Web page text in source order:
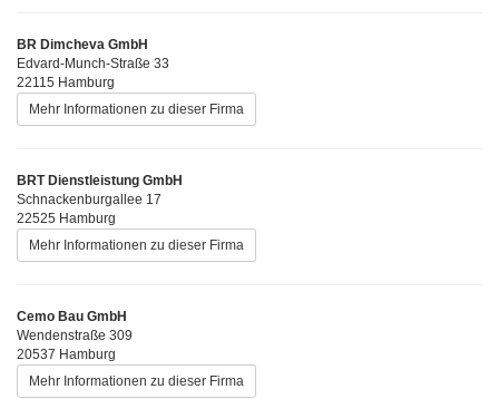
BR Dimcheva GmbH
Edvard-Munch-Straße 33
22115 Hamburg
Mehr Informationen zu dieser Firma
BRT Dienstleistung GmbH
Schnackenburgallee 17
22525 Hamburg
Mehr Informationen zu dieser Firma
Cemo Bau GmbH
Wendenstraße 309
20537 Hamburg
Mehr Informationen zu dieser Firma